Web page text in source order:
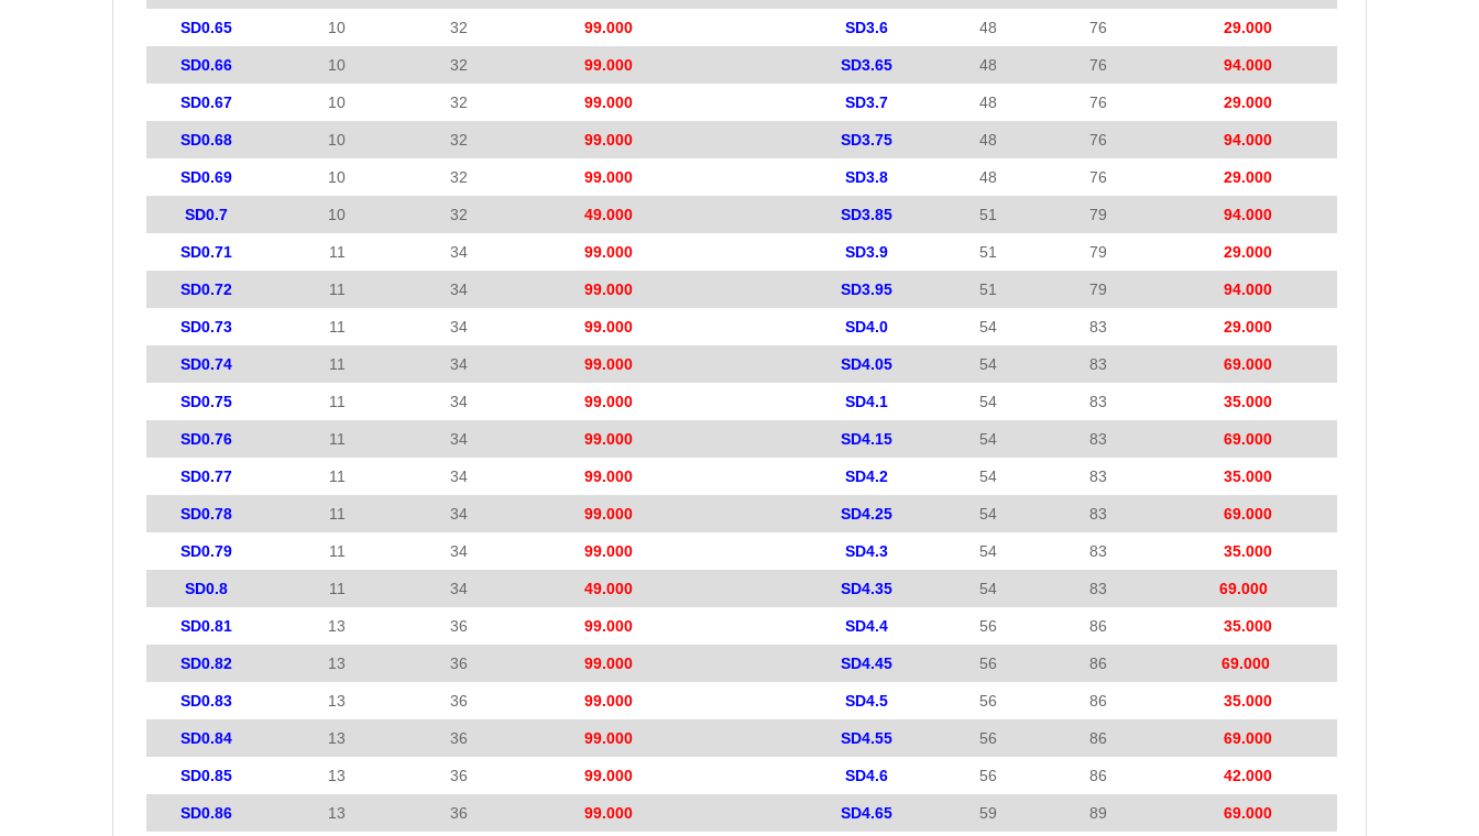
SD0.65 10 32 99.000 SD3.6 48 76 29.000
SD0.66 10 32 99.000 SD3.65 48 76 94.000
SD0.67 10 32 99.000 SD3.7 48 76 29.000
SD0.68 10 32 99.000 SD3.75 48 76 94.000
SD0.69 10 32 99.000 SD3.8 48 76 29.000
SD0.7 10 32 49.000 SD3.85 51 79 94.000
SD0.71 11 34 99.000 SD3.9 51 79 29.000
SD0.72 11 34 99.000 SD3.95 51 79 94.000
SD0.73 11 34 99.000 SD4.0 54 83 29.000
SD0.74 11 34 99.000 SD4.05 54 83 69.000
SD0.75 11 34 99.000 SD4.1 54 83 35.000
SD0.76 11 34 99.000 SD4.15 54 83 69.000
SD0.77 11 34 99.000 SD4.2 54 83 35.000
SD0.78 11 34 99.000 SD4.25 54 83 69.000
SD0.79 11 34 99.000 SD4.3 54 83 35.000
SD0.8 11 34 49.000 SD4.35 54 83 69.000
SD0.81 13 36 99.000 SD4.4 56 86 35.000
SD0.82 13 36 99.000 SD4.45 56 86 69.000
SD0.83 13 36 99.000 SD4.5 56 86 35.000
SD0.84 13 36 99.000 SD4.55 56 86 69.000
SD0.85 13 36 99.000 SD4.6 56 86 42.000
SD0.86 13 36 99.000 SD4.65 59 89 69.000